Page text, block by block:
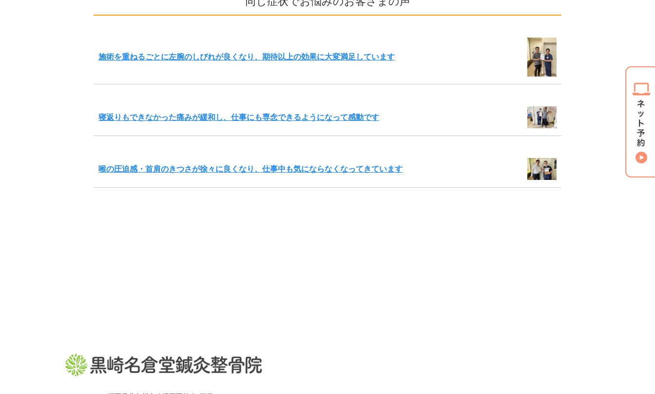
施術を重ねるごとに左腕のしびれが良くなり、期待以上の効果に大変満足しています
寝返りもできなかった痛みが緩和し、仕事にも専念できるようになって感動です
喉の圧迫感・首肩のきつさが徐々に良くなり、仕事中も気にならなくなってきています